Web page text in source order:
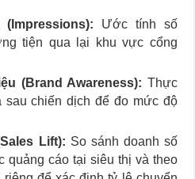
Ước tính số
tiện qua lại khu vực cổng
(Brand Awareness): Thực
sau chiến dịch để đo mức độ
Lift): So sánh doanh số
quảng cáo tại siêu thị và theo